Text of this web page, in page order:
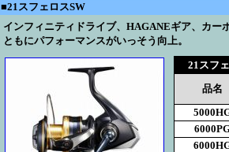
■21スフェロスSW
インフィニティドライブ、HAGANEギア、カー
ともにパフォーマンスがいっそう向上。
21スフ
品名